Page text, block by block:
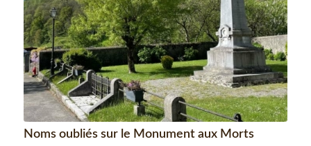
Noms oubliés sur le Monument aux Morts